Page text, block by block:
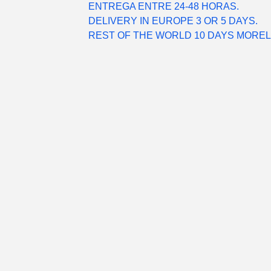
ENTREGA ENTRE 24-48 HORAS.
DELIVERY IN EUROPE 3 OR 5 DAYS.
REST OF THE WORLD 10 DAYS